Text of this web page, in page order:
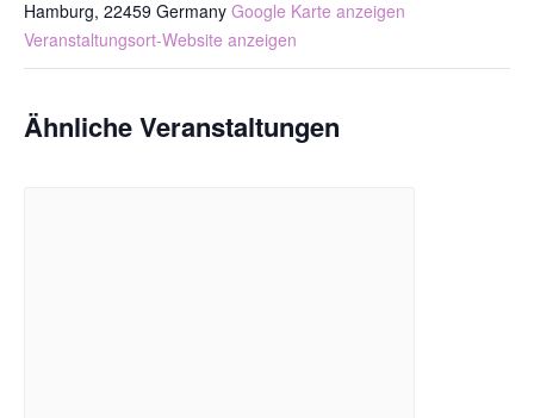
Hamburg, 22459 Germany Google Karte anzeigen
Veranstaltungsort-Website anzeigen
Ähnliche Veranstaltungen